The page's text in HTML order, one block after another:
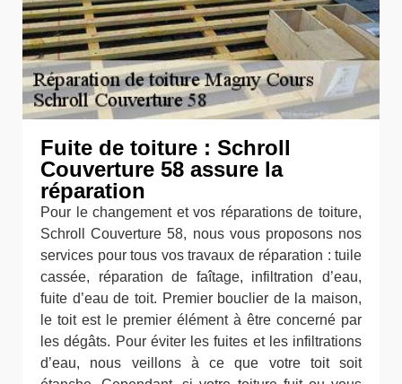
Fuite de toiture : Schroll
Couverture 58 assure la
réparation
Pour le changement et vos réparations de toiture,
Schroll Couverture 58, nous vous proposons nos
services pour tous vos travaux de réparation : tuile
cassée, réparation de faîtage, infiltration d’eau,
fuite d’eau de toit. Premier bouclier de la maison,
le toit est le premier élément à être concerné par
les dégâts. Pour éviter les fuites et les infiltrations
d’eau, nous veillons à ce que votre toit soit